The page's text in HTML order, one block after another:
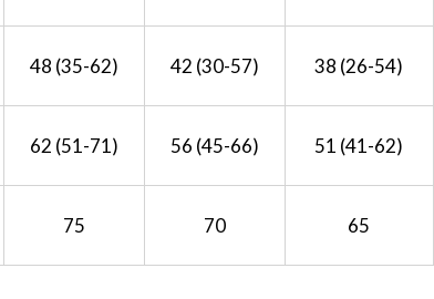
48 (35-62) 42 (30-57) 38 (26-54)
62 (51-71) 56 (45-66) 51 (41-62)
75 70 65